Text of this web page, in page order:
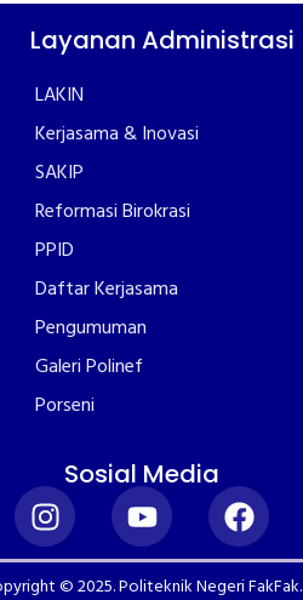
Layanan Administrasi
LAKIN
Kerjasama & Inovasi
SAKIP
Reformasi Birokrasi
PPID
Daftar Kerjasama
Pengumuman
Galeri Polinef
Porseni
Sosial Media
© 2025. Politeknik Negeri FakFak.